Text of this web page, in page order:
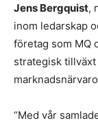
Jens Bergquist,
inom ledarskap
företag som MQ
strategisk tillväxt
“Med vår